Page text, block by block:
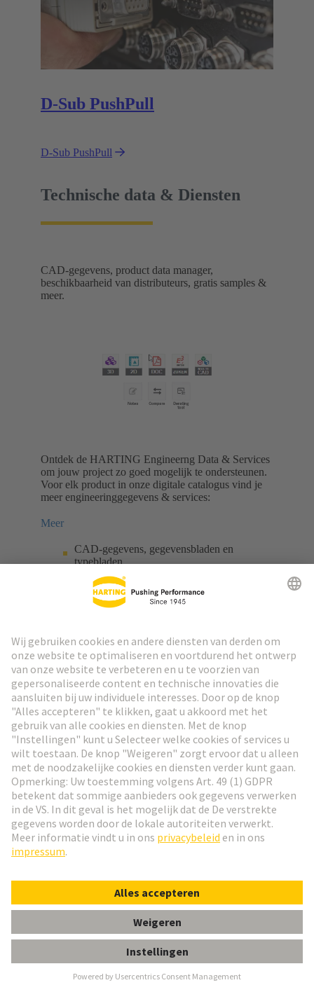
D-Sub PushPull
D-Sub PushPull
Technische data & Diensten
CAD-gegevens, product data manager,
beschikbaarheid van distributeurs, gratis samples &
meer.
Ontdek de HARTING Engineerng Data & Services
om jouw project zo goed mogelijk te ondersteunen.
Voor elk product in onze digitale catalogus vind je
meer engineeringgegevens & services:
Meer
CAD-gegevens, gegevensbladen en
typebladen
Productselectors met meerdere attributen
Individuele datapakketten
Individuele notities en derating
Gratis sampleservice
Naar boven
HARTING Nieuwsbrief
Ga naar registratie
Social Media